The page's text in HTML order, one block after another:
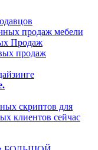
продаж мебели
Продаж
продаж
скриптов для
клиентов сейчас